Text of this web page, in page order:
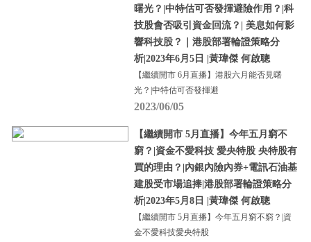
曙光？|中特估可否發揮避險作用？|科
技股會否吸引資金回流？| 美息如何影
響科技股？｜港股部署輪證策略分
析|2023年6月5日 |黃瑋傑 何啟聰
【繼續開市 6月直播】港股六月能否見曙
光？|中特估可否發揮避
2023/06/05
【繼續開市 5月直播】今年五月窮不
窮？|資金不愛科技 愛央特股 央特股有
買的理由？|內銀內險內券+電訊石油基
建股受市場追捧|港股部署輪證策略分
析|2023年5月8日 |黃瑋傑 何啟聰
【繼續開市 5月直播】今年五月窮不窮？|資
金不愛科技愛央特股